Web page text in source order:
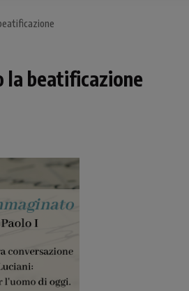
la beatificazione